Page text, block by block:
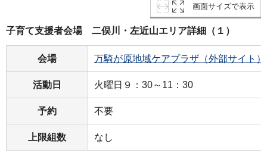
画面サイズで表示
子育て支援者会場 二俣川・左近山エリア詳細（１）
会場 万騎が原地域ケアプラザ（外部サイト）
活動日 火曜日９：30～11：30
予約 不要
上限組数 なし